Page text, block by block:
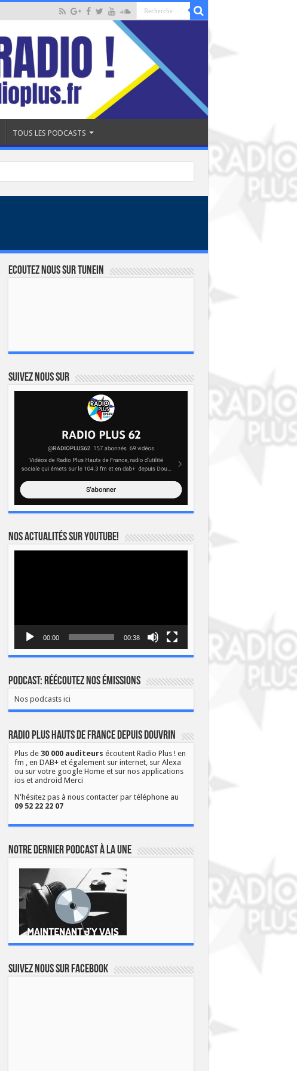
TOUS LES PODCASTS
Ecoutez nous sur TuneIn
Suivez nous sur
Nos actualités sur YOUTUBE!
00:00 00:38
Podcast: Réécoutez nos émissions
Nos podcasts ici
Radio Plus Hauts de France depuis Douvrin
Plus de 30 000 auditeurs écoutent Radio Plus ! en
fm , en DAB+ et également sur internet, sur Alexa
ou sur votre google Home et sur nos applications
ios et android Merci
N'hésitez pas à nous contacter par téléphone au
09 52 22 22 07
Notre dernier podcast à la une
Suivez nous sur Facebook